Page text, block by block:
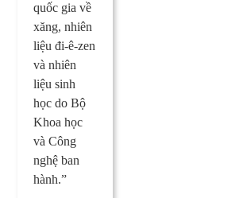
quốc gia về
xăng, nhiên
liệu đi-ê-zen
và nhiên
liệu sinh
học do Bộ
Khoa học
và Công
nghệ ban
hành.”